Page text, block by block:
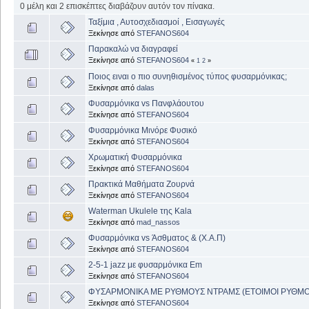
0 μέλη και 2 επισκέπτες διαβάζουν αυτόν τον πίνακα.
Ταξίμια , Αυτοσχεδιασμοί , Εισαγωγές
Ξεκίνησε από STEFANOS604
Παρακαλώ να διαγραφεί
Ξεκίνησε από STEFANOS604 « 1 2 »
Ποιος ειναι ο πιο συνηθισμένος τύπος φυσαρμόνικας;
Ξεκίνησε από dalas
Φυσαρμόνικα vs Πανφλάουτου
Ξεκίνησε από STEFANOS604
Φυσαρμόνικα Μινόρε Φυσικό
Ξεκίνησε από STEFANOS604
Χρωματική Φυσαρμόνικα
Ξεκίνησε από STEFANOS604
Πρακτικά Μαθήματα Ζουρνά
Ξεκίνησε από STEFANOS604
Waterman Ukulele της Kala
Ξεκίνησε από mad_nassos
Φυσαρμόνικα vs Άσθματος & (Χ.Α.Π)
Ξεκίνησε από STEFANOS604
2-5-1 jazz με φυσαρμόνικα Em
Ξεκίνησε από STEFANOS604
ΦΥΣΑΡΜΟΝΙΚΑ ΜΕ ΡΥΘΜΟΥΣ ΝΤΡΑΜΣ (ΕΤΟΙΜΟΙ
Ξεκίνησε από STEFANOS604